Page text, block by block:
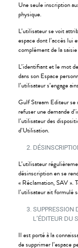
Une seule inscription
physique.
L’utilisateur se voit
espace dont l’accès lui
complément de la
L’identifiant et le mot
dans son Espace
l’utilisateur s’engage
Gulf Stream Editeur se
refuser une demande
l’utilisateur des
d’Utilisation.
L’utilisateur
désinscription en se
« Réclamation, SAV ».
l’utilisateur ait formulé
SUPPRESSION
L’ÉDITEUR DU
Il est porté à la
de supprimer l’espace